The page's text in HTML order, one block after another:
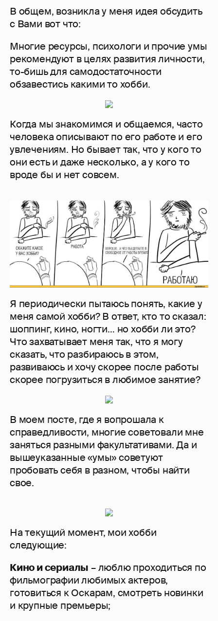
В общем, возникла у меня идея обсудить
с Вами вот что:
Многие ресурсы, психологи и прочие умы
рекомендуют в целях развития личности,
то-бишь для самодостаточности
обзавестись какими то хобби.
Когда мы знакомимся и общаемся, часто
человека описывают по его работе и его
увлечениям. Но бывает так, что у кого то
они есть и даже несколько, а у кого то
вроде бы и нет совсем.
Я периодически пытаюсь понять, какие у
меня самой хобби? В ответ, кто то сказал:
шоппинг, кино, ногти… но хобби ли это?
Что захватывает меня так, что я могу
сказать, что разбираюсь в этом,
развиваюсь и хочу скорее после работы
скорее погрузиться в любимое занятие?
В моем посте, где я вопрошала к
справедливости, многие советовали мне
заняться разными факультативами. Да и
вышеуказанные «умы» советуют
пробовать себя в разном, чтобы найти
свое.
На текущий момент, мои хобби
следующие:
Кино и сериалы – люблю проходиться по
фильмографии любимых актеров,
готовиться к Оскарам, смотреть новинки
и крупные премьеры;